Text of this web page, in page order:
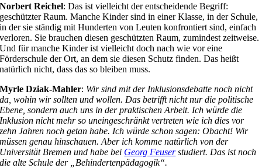
Norbert Reichel: Das ist vielleicht der entscheidende Begriff:
geschützter Raum. Manche Kinder sind in einer Klasse, in der Schule,
in der sie ständig mit Hunderten von Leuten konfrontiert sind, einfach
verloren. Sie brauchen diesen geschützten Raum, zumindest zeitweise.
Und für manche Kinder ist vielleicht doch nach wie vor eine
Förderschule der Ort, an dem sie diesen Schutz finden. Das heißt
natürlich nicht, dass das so bleiben muss.
Myrle Dziak-Mahler: Wir sind mit der Inklusionsdebatte noch nicht
da, wohin wir sollten und wollen. Das betrifft nicht nur die politische
Ebene, sondern auch uns in der praktischen Arbeit. Ich würde die
Inklusion nicht mehr so uneingeschränkt vertreten wie ich dies vor
zehn Jahren noch getan habe. Ich würde schon sagen: Obacht! Wir
müssen genau hinschauen. Aber ich komme natürlich von der
Universität Bremen und habe bei Georg Feuserstudiert. Das ist noch
die alte Schule der „Behindertenpädagogik“.